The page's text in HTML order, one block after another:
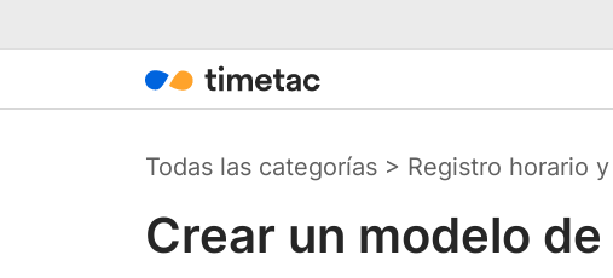
Todas las categorías > Registro horario
Crear un modelo